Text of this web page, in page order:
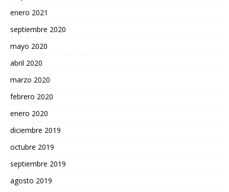
enero 2021
septiembre 2020
mayo 2020
abril 2020
marzo 2020
febrero 2020
enero 2020
diciembre 2019
octubre 2019
septiembre 2019
agosto 2019